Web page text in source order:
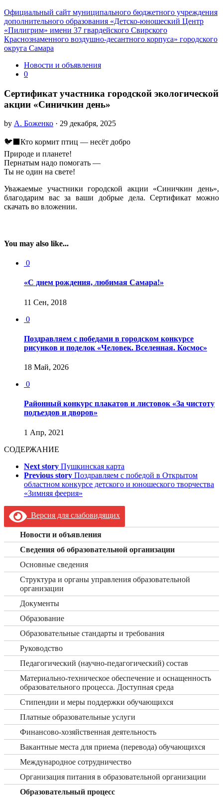
Официальный сайт муниципального бюджетного учреждения
дополнительного образования «Детско-юношеский Центр
«Пилигрим» имени 37 гвардейского Свирского
Краснознаменного воздушно-десантного корпуса» городского
округа Самара
Новости и объявления
0
Сертификат участника городской экологической
акции «Синичкин день»
by А. Боженко · 29 декабря, 2025
🐦‍⬛️Кто кормит птиц — несёт добро
Природе и планете!
Пернатым надо помогать —
Ты не один на свете!
Уважаемые участники городской акции «Синичкин день»,
благодарим вас за ваши добрые дела. Сертификат можно
скачать во вложении.
You may also like...
0
«С днем рождения, любимая Самара!»
11 Сен, 2018
0
Поздравляем с победами в городском конкурсе
рисунков и поделок «Человек. Вселенная. Космос»
18 Май, 2026
0
Районный конкурс плакатов и листовок «За чистоту
подъездов и дворов»
1 Апр, 2021
СОДЕРЖАНИЕ
Next story Пушкинская карта
Previous story Поздравляем с победой в Открытом
областном конкурсе детского и юношеского творчества
«Зимняя феерия»
Версия для слабовидящих
Новости и объявления
Сведения об образовательной организации
Основные сведения
Структура и органы управления образовательной
организации
Документы
Образование
Образовательные стандарты и требования
Руководство
Педагогический (научно-педагогический) состав
Материально-техническое обеспечение и оснащенность
образовательного процесса. Доступная среда
Стипендии и меры поддержки обучающихся
Платные образовательные услуги
Финансово-хозяйственная деятельность
Вакантные места для приема (перевода) обучающихся
Международное сотрудничество
Организация питания в образовательной организации
Образовательный процесс